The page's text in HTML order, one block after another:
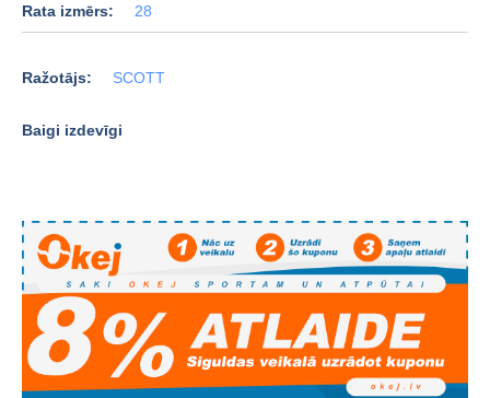
Rata izmērs: 28
Ražotājs: SCOTT
Baigi izdevīgi